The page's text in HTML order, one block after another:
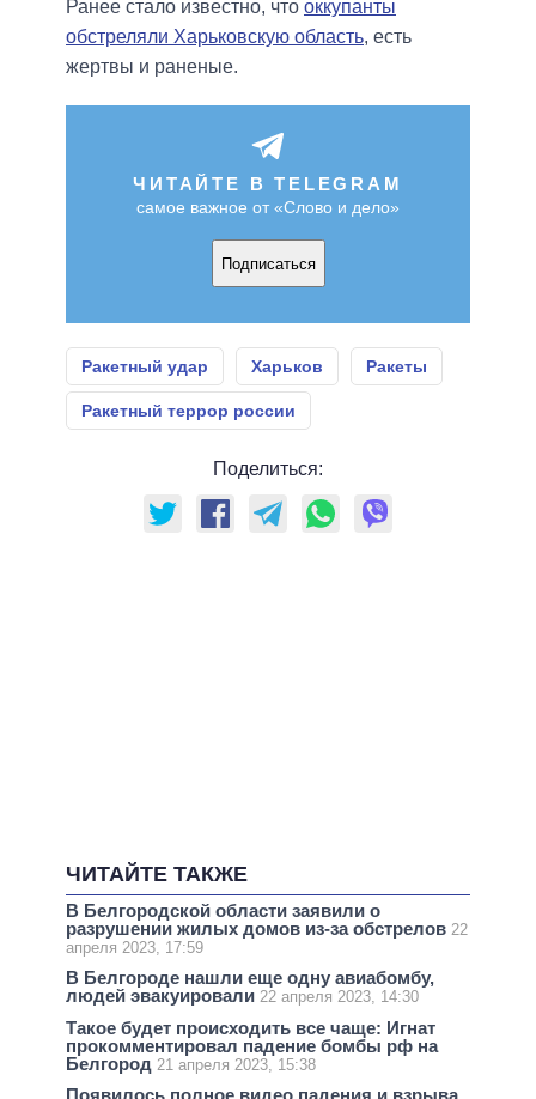
Ранее стало известно, что оккупанты
обстреляли Харьковскую область, есть
жертвы и раненые.
ЧИТАЙТЕ В TELEGRAM
самое важное от «Слово и дело»
Подписаться
Ракетный удар Харьков Ракеты
Ракетный террор россии
Поделиться:
ЧИТАЙТЕ ТАКЖЕ
В Белгородской области заявили о
разрушении жилых домов из-за обстрелов 22
апреля 2023, 17:59
В Белгороде нашли еще одну авиабомбу,
людей эвакуировали 22 апреля 2023, 14:30
Такое будет происходить все чаще: Игнат
прокомментировал падение бомбы рф на
Белгород 21 апреля 2023, 15:38
Появилось полное видео падения и взрыва